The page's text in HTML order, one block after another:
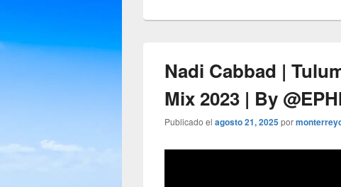
Nadi Cabbad |
Mix 2023 | By
Publicado el agosto 21, 2025por